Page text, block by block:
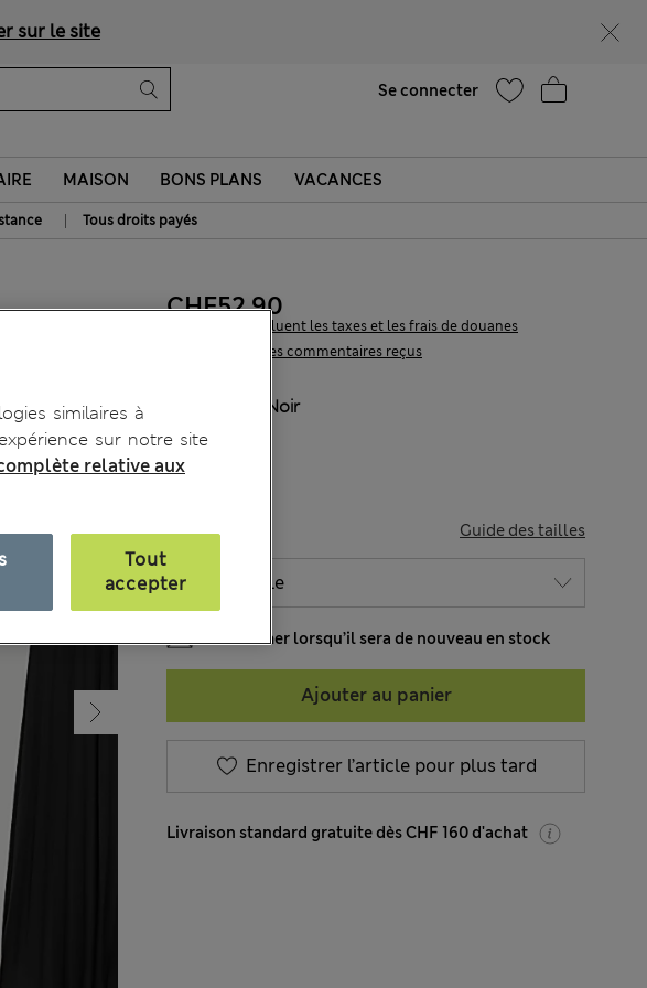
sur le site
Se connecter
MAISON BONS PLANS VACANCES
| Tous droits payés
314 les commentaires reçus
CHF52.90
Tous les prix incluent les taxes et les frais de douanes
Noir
TAILLE Guide des tailles
M’informer lorsqu’il sera de nouveau en stock
Ajouter au panier
Enregistrer l’article pour plus tard
Livraison standard gratuite dès CHF 160 d'achat
similaires à
sur notre site
relative aux
Tout
accepter